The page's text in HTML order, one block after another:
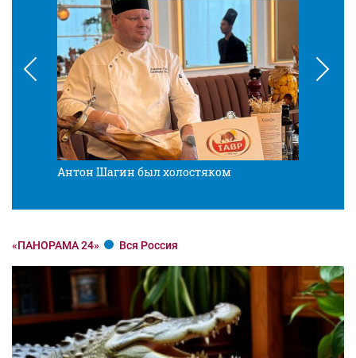
Антон Шагин был холостяком
«ПАНОРАМА 24» Вся Россия